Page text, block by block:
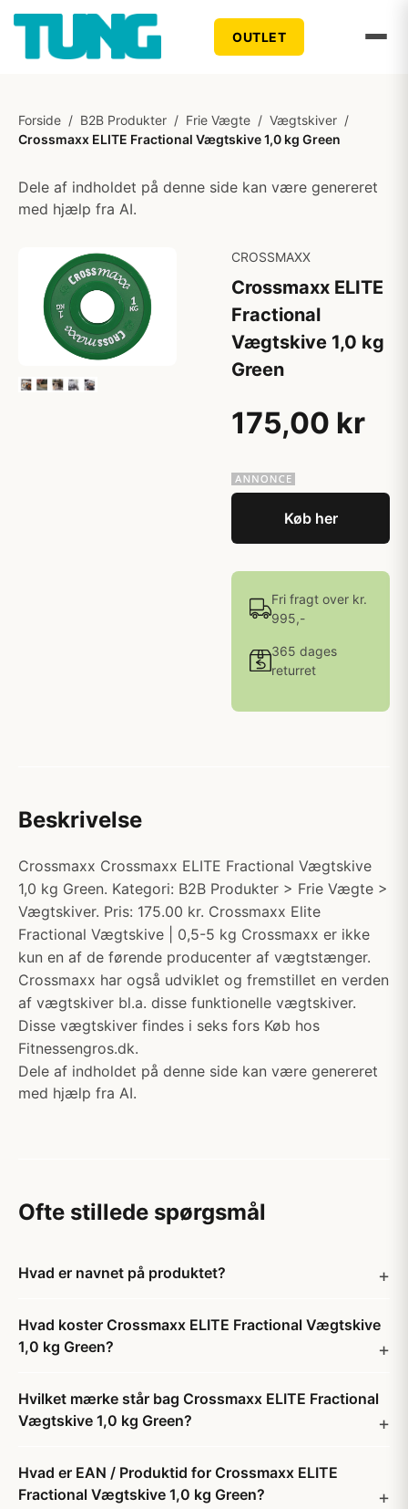
OUTLET
Forside / B2B Produkter / Frie Vægte / Vægtskiver /
Crossmaxx ELITE Fractional Vægtskive 1,0 kg Green
Dele af indholdet på denne side kan være genereret
med hjælp fra AI.
CROSSMAXX
Crossmaxx ELITE
Fractional
Vægtskive 1,0 kg
Green
175,00 kr
Køb her
Fri fragt over kr.
995,-
365 dages
returret
Beskrivelse
Crossmaxx Crossmaxx ELITE Fractional Vægtskive
1,0 kg Green. Kategori: B2B Produkter > Frie Vægte >
Vægtskiver. Pris: 175.00 kr. Crossmaxx Elite
Fractional Vægtskive | 0,5-5 kg Crossmaxx er ikke
kun en af de førende producenter af vægtstænger.
Crossmaxx har også udviklet og fremstillet en verden
af vægtskiver bl.a. disse funktionelle vægtskiver.
Disse vægtskiver findes i seks fors Køb hos
Fitnessengros.dk.
Dele af indholdet på denne side kan være genereret
med hjælp fra AI.
Ofte stillede spørgsmål
Hvad er navnet på produktet?
Hvad koster Crossmaxx ELITE Fractional Vægtskive
1,0 kg Green?
Hvilket mærke står bag Crossmaxx ELITE Fractional
Vægtskive 1,0 kg Green?
Hvad er EAN / Produktid for Crossmaxx ELITE
Fractional Vægtskive 1,0 kg Green?